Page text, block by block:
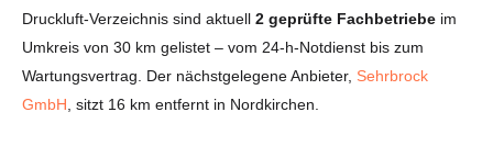
Druckluft-Verzeichnis sind aktuell 2 geprüfte Fachbetriebe im
Umkreis von 30 km gelistet – vom 24-h-Notdienst bis zum
Wartungsvertrag. Der nächstgelegene Anbieter, Sehrbrock
GmbH , sitzt 16 km entfernt in Nordkirchen.